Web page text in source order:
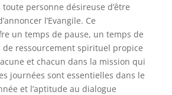
toute personne désireuse d’être
l’Evangile. Ce
un temps de pause, un temps de
ressourcement spirituel propice
et chacun dans la mission qui
journées sont essentielles dans le
et l’aptitude au dialogue